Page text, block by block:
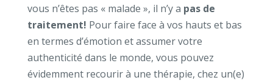
vous n’êtes pas « malade », il n’y a pas de
traitement! Pour faire face à vos hauts et bas
en termes d’émotion et assumer votre
authenticité dans le monde, vous pouvez
évidemment recourir à une thérapie, chez un(e)